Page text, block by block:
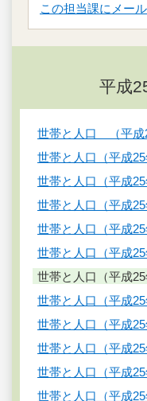
この担当課にメー
平成
世帯と人口 （平成
世帯と人口（平成25
世帯と人口（平成25
世帯と人口（平成25
世帯と人口（平成25
世帯と人口（平成25
世帯と人口（平成25
世帯と人口（平成25
世帯と人口（平成25
世帯と人口（平成25
世帯と人口（平成25
世帯と人口（平成25